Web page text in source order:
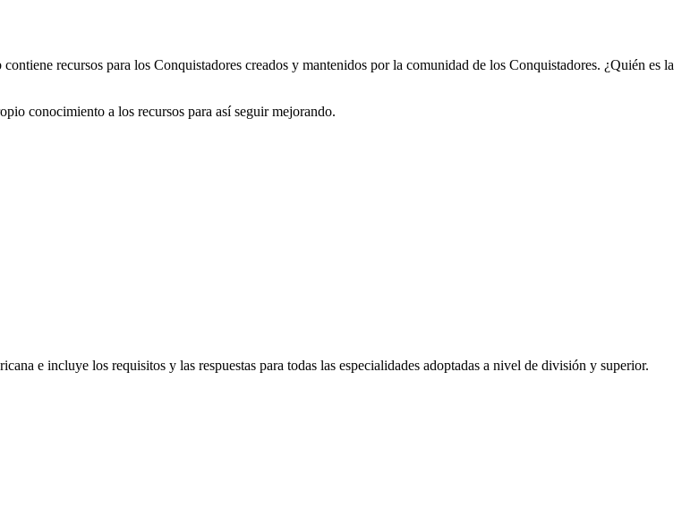
recursos para los Conquistadores creados y mantenidos por la comunidad de los Conquistadores. ¿Quién es la
conocimiento a los recursos para así seguir mejorando.
e incluye los requisitos y las respuestas para todas las especialidades adoptadas a nivel de división y superior.